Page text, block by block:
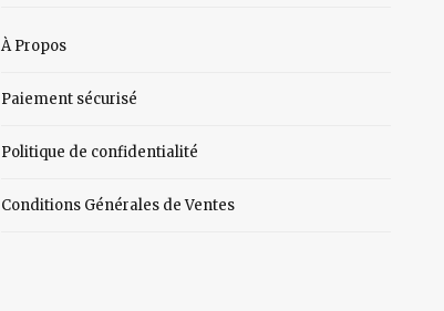
À Propos
Paiement sécurisé
Politique de confidentialité
Conditions Générales de Ventes